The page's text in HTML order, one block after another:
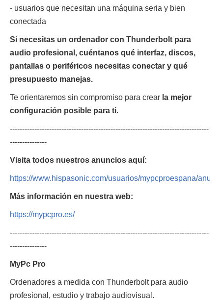
- usuarios que necesitan una máquina seria y bien
conectada
Si necesitas un ordenador con Thunderbolt para
audio profesional, cuéntanos qué interfaz, discos,
pantallas o periféricos necesitas conectar y qué
presupuesto manejas.
Te orientaremos sin compromiso para crear la mejor
configuración posible para ti.
---------------------------------------------------------------------------------
---------------
Visita todos nuestros anuncios aquí:
https://www.hispasonic.com/usuarios/mypcproespana/
Más información en nuestra web:
https://mypcpro.es/
---------------------------------------------------------------------------------
---------------
MyPc Pro
Ordenadores a medida con Thunderbolt para audio
profesional, estudio y trabajo audiovisual.